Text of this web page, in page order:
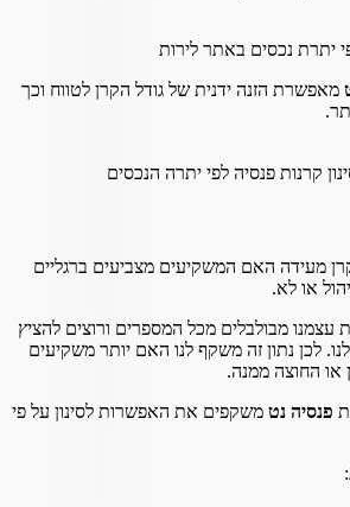
יתרת נכסים באתר לירות
מאפשרת הזנה ידנית של גודל הקרן לטווח וכך
קרנות פנסיה לפי יתרה הנכסים
מעידה האם המשקיעים מצביעים ברגליים
או לא.
עצמנו מבולבלים מכל המספרים ורוצים להציץ
לכן נתון זה משקף לנו האם יותר משקיעים
או החוצה ממנה.
פנסיה נט משקפים את האפשרות לסינון על פי
: